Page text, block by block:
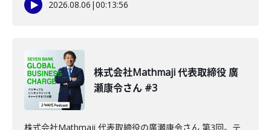
2026.08.06 |00:13:56
株式会社Mathmaji 代表取締役 廣
瀬康令さん #3
株式会社Mathmaji 代表取締役の廣瀬康令さん 第3回。テ